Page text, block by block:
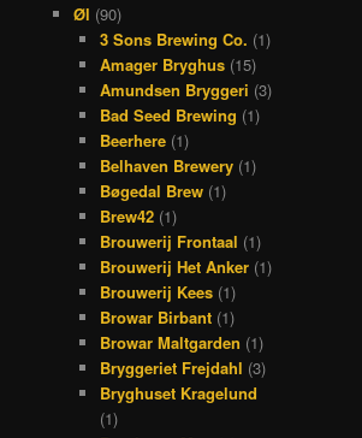
Øl (90)
3 Sons Brewing Co. (1)
Amager Bryghus (15)
Amundsen Bryggeri (3)
Bad Seed Brewing (1)
Beerhere (1)
Belhaven Brewery (1)
Bøgedal Brew (1)
Brew42 (1)
Brouwerij Frontaal (1)
Brouwerij Het Anker (1)
Brouwerij Kees (1)
Browar Birbant (1)
Browar Maltgarden (1)
Bryggeriet Frejdahl (3)
Bryghuset Kragelund
(1)